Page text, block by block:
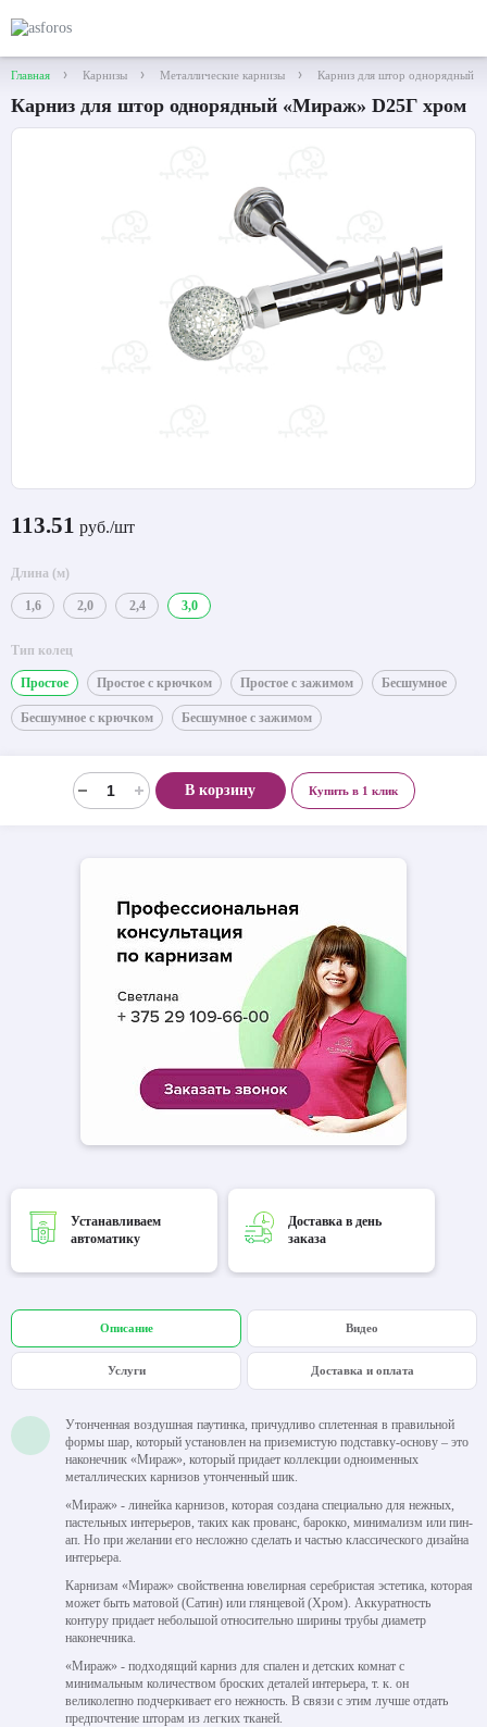
Главная Карнизы Металлические карнизы Карниз для штор однорядный
Карниз для штор однорядный «Мираж» D25Г хром
113.51 руб./шт
Длина (м)
1,6 2,0 2,4 3,0
Тип колец
Простое Простое с крючком Простое с зажимом Бесшумное
Бесшумное с крючком Бесшумное с зажимом
В корзину Купить в 1 клик
Устанавливаем
автоматику
Доставка в день
заказа
Описание Видео
Услуги Доставка и оплата
Утонченная воздушная паутинка, причудливо сплетенная в правильной
формы шар, который установлен на приземистую подставку-основу – это
наконечник «Мираж», который придает коллекции одноименных
металлических карнизов утонченный шик.
«Мираж» - линейка карнизов, которая создана специально для нежных,
пастельных интерьеров, таких как прованс, барокко, минимализм или пин-
ап. Но при желании его несложно сделать и частью классического дизайна
интерьера.
Карнизам «Мираж» свойственна ювелирная серебристая эстетика, которая
может быть матовой (Сатин) или глянцевой (Хром). Аккуратность
контуру придает небольшой относительно ширины трубы диаметр
наконечника.
«Мираж» - подходящий карниз для спален и детских комнат с
минимальным количеством броских деталей интерьера, т. к. он
великолепно подчеркивает его нежность. В связи с этим лучше отдать
предпочтение шторам из легких тканей.